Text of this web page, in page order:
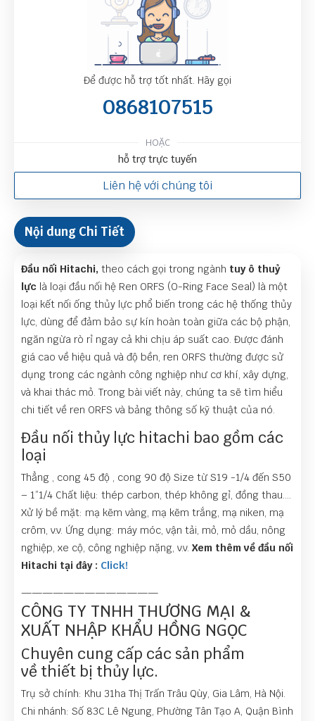
Để được hỗ trợ tốt nhất. Hãy gọi
0868107515
HOẶC
hỗ trợ trực tuyến
Liên hệ với chúng tôi
Nội dung Chi Tiết
Đầu nối Hitachi, theo cách gọi trong ngành tuy ô thuỷ
lực là loại đầu nối hệ Ren ORFS (O-Ring Face Seal) là một
loại kết nối ống thủy lực phổ biến trong các hệ thống thủy
lực, dùng để đảm bảo sự kín hoàn toàn giữa các bộ phận,
ngăn ngừa rò rỉ ngay cả khi chịu áp suất cao. Được đánh
giá cao về hiệu quả và độ bền, ren ORFS thường được sử
dụng trong các ngành công nghiệp như cơ khí, xây dựng,
và khai thác mỏ. Trong bài viết này, chúng ta sẽ tìm hiểu
chi tiết về ren ORFS và bảng thông số kỹ thuật của nó.
Đầu nối thủy lực hitachi bao gồm các
loại
Thẳng , cong 45 độ , cong 90 độ Size từ S19 -1/4 đến S50
– 1”1/4 Chất liệu: thép carbon, thép không gỉ, đồng thau….
Xử lý bề mặt: mạ kẽm vàng, mạ kẽm trắng, mạ niken, mạ
crôm, v.v. Ứng dụng: máy móc, vận tải, mỏ, mỏ dầu, nông
nghiệp, xe cộ, công nghiệp nặng, v.v. Xem thêm về đầu nối
Hitachi tại đây : Click!
—————————————
CÔNG TY TNHH THƯƠNG MẠI &
XUẤT NHẬP KHẨU HỒNG NGỌC
Chuyên cung cấp các sản phẩm
về thiết bị thủy lực.
Trụ sở chính: Khu 31ha Thị Trấn Trâu Qùy, Gia Lâm, Hà Nội.
Chi nhánh: Số 83C Lê Ngung, Phường Tân Tạo A, Quận Bình